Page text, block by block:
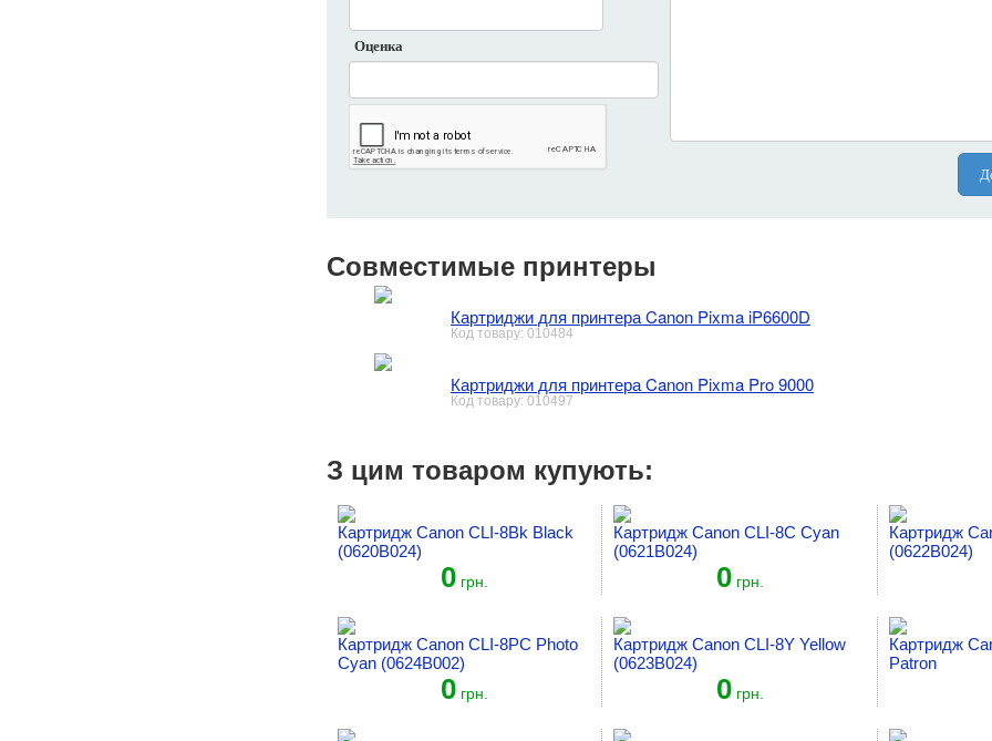
Оценка
Совместимые принтеры
Картриджи для принтера Canon Pixma iP6600D
Код товару: 010484
Картриджи для принтера Canon Pixma Pro 9000
Код товару: 010497
З цим товаром купують:
Картридж Canon CLI-8Bk Black
(0620B024)
0грн.
Картридж Canon CLI-8C Cyan
(0621B024)
0грн.
Картридж
(0622B024)
Картридж Canon CLI-8PC Photo
Cyan (0624B002)
0грн.
Картридж Canon CLI-8Y Yellow
(0623B024)
0грн.
Картридж
Patron